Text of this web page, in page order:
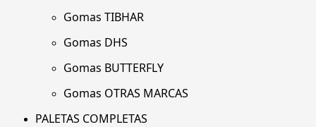
Gomas TIBHAR
Gomas DHS
Gomas BUTTERFLY
Gomas OTRAS MARCAS
PALETAS COMPLETAS